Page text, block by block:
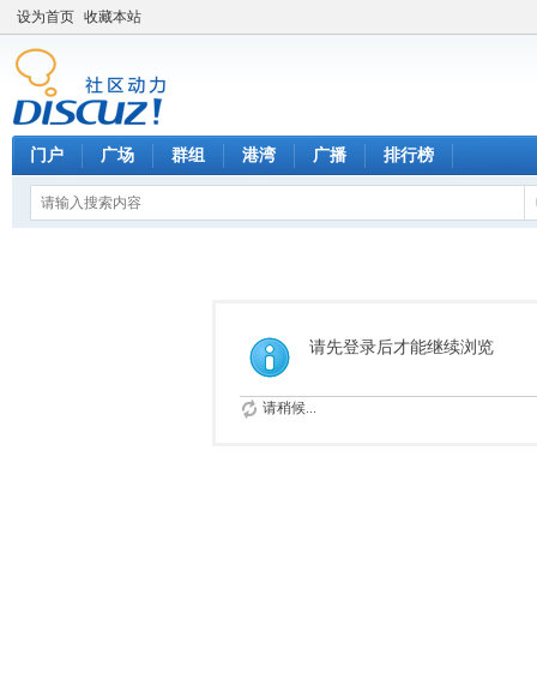
设为首页 收藏本站
门户 广场 群组 港湾 广播 排行榜
请先登录后才能继续浏览
请稍候...